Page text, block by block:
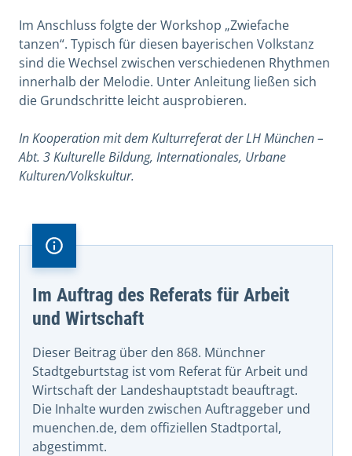
Im Anschluss folgte der Workshop „Zwiefache
tanzen“. Typisch für diesen bayerischen Volkstanz
sind die Wechsel zwischen verschiedenen Rhythmen
innerhalb der Melodie. Unter Anleitung ließen sich
die Grundschritte leicht ausprobieren.
In Kooperation mit dem Kulturreferat der LH München –
Abt. 3 Kulturelle Bildung, Internationales, Urbane
Kulturen/Volkskultur.
Im Auftrag des Referats für Arbeit
und Wirtschaft
Dieser Beitrag über den 868. Münchner
Stadtgeburtstag ist vom Referat für Arbeit und
Wirtschaft der Landeshauptstadt beauftragt.
Die Inhalte wurden zwischen Auftraggeber und
muenchen.de, dem offiziellen Stadtportal,
abgestimmt.